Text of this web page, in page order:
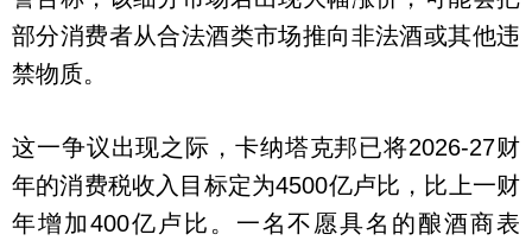
部分消费者从合法酒类市场推向非法酒或其他违
禁物质。
这一争议出现之际，卡纳塔克邦已将2026-27财
年的消费税收入目标定为4500亿卢比，比上一财
年增加400亿卢比。一名不愿具名的酿酒商表